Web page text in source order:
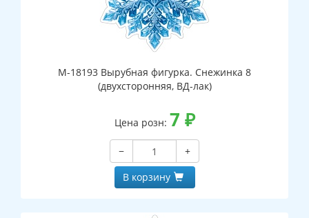
М-18193 Вырубная фигурка. Снежинка 8
(двухсторонняя, ВД-лак)
Цена розн: 7 ₽
−
+
В корзину